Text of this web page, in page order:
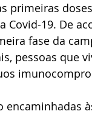
primeiras
Covid-19. De
fase da
pessoas que
encaminhadas